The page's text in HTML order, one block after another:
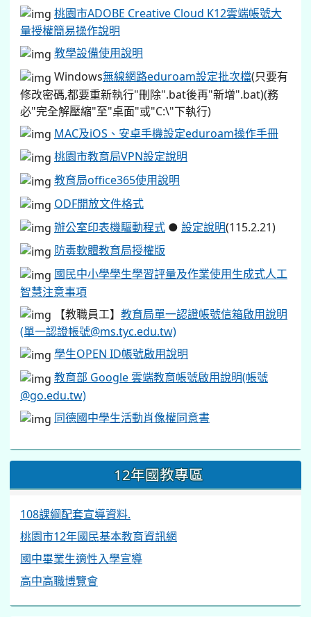
桃園市ADOBE Creative Cloud K12雲端帳號大
量授權簡易操作說明
教學設備使用說明
Windows無線網路eduroam設定批次檔(只要有
修改密碼,都要重新執行"刪除".bat後再"新增".bat)(務
必"完全解壓縮"至"桌面"或"C:\"下執行)
MAC及iOS、安卓手機設定eduroam操作手冊
桃園市教育局VPN設定說明
教育局office365使用說明
ODF開放文件格式
辦公室印表機驅動程式 ● 設定說明(115.2.21)
防毒軟體教育局授權版
國民中小學學生學習評量及作業使用生成式人工
智慧注意事項
【教職員工】 教育局單一認證帳號信箱啟用說明
(單一認證帳號@ms.tyc.edu.tw)
學生OPEN ID帳號啟用說明
教育部 Google 雲端教育帳號啟用說明(帳號
@go.edu.tw)
同德國中學生活動肖像權同意書
12年國教專區
108課綱配套宣導資料.
桃園市12年國民基本教育資訊網
國中畢業生適性入學宣導
高中高職博覽會